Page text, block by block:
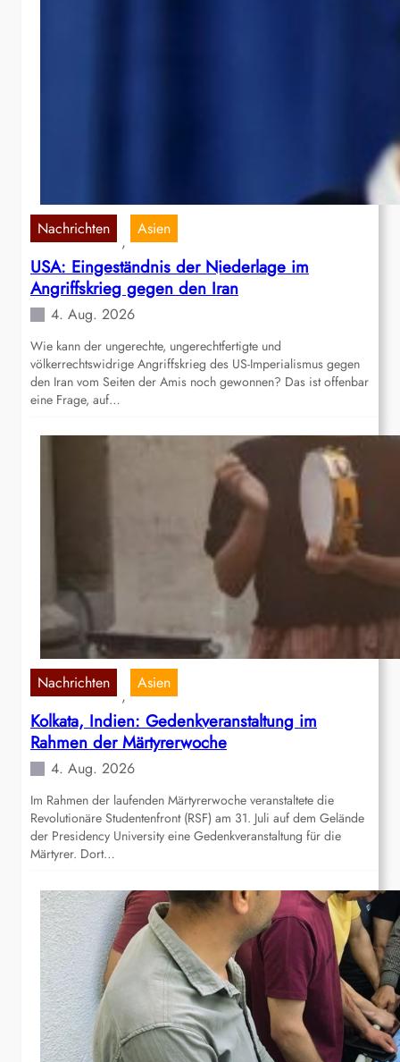
Nachrichten
,
Asien
USA: Eingeständnis der Niederlage im
Angriffskrieg gegen den Iran
4. Aug. 2026
Wie kann der ungerechte, ungerechtfertigte und
völkerrechtswidrige Angriffskrieg des US-Imperialismus gegen
den Iran vom Seiten der Amis noch gewonnen? Das ist offenbar
eine Frage, auf…
Nachrichten
,
Asien
Kolkata, Indien: Gedenkveranstaltung im
Rahmen der Märtyrerwoche
4. Aug. 2026
Im Rahmen der laufenden Märtyrerwoche veranstaltete die
Revolutionäre Studentenfront (RSF) am 31. Juli auf dem Gelände
der Presidency University eine Gedenkveranstaltung für die
Märtyrer. Dort…